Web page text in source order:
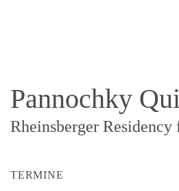
Pannochky
Rheinsberger Residency
TERMINE